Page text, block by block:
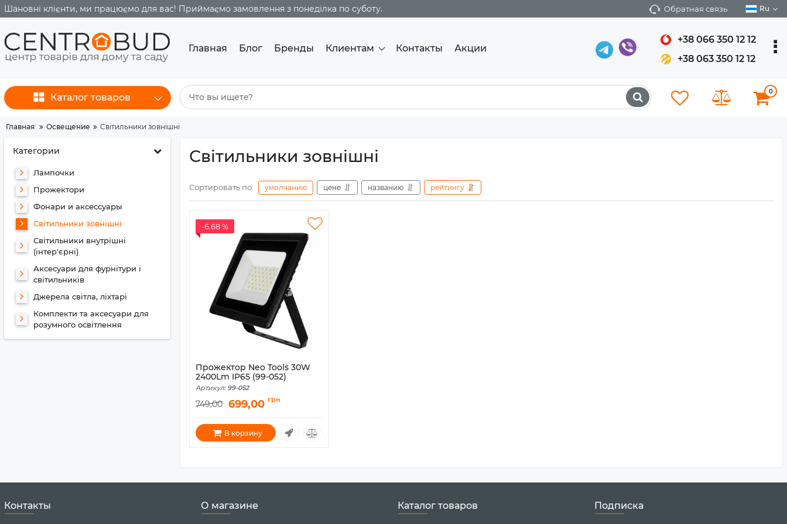
Шановні клієнти, ми працюємо для вас! Приймаємо замовлення з понеділка по суботу. Обратная связь Ru
Главная Блог Бренды Клиентам Контакты Акции
+38 066 350 12 12
+38 063 350 12 12
Каталог товаров
0
Главная Освещение Світильники зовнішні
Категории
Лампочки
Прожектори
Фонари и аксессуары
Світильники зовнішні
Світильники внутрішні
(інтер'єрні)
Аксесуари для фурнітури і
світильників
Джерела світла, ліхтарі
Комплекти та аксесуари для
розумного освітлення
Світильники зовнішні
Сортировать по: умолчанию цене названию рейтингу
-6.68 %
Прожектор Neo Tools 30W
2400Lm IP65 (99-052)
Артикул: 99-052
749,00 699,00 грн
В корзину
Контакты О магазине Каталог товаров Подписка